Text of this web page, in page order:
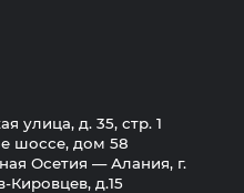
улица, д. 35, стр. 1
шоссе, дом 58
Осетия — Алания, г.
Кировцев, д.15